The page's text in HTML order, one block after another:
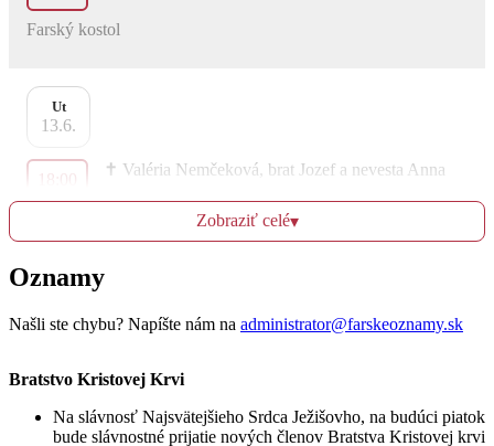
Farský kostol
Ut
13.6.
18:00
✝︎ Valéria Nemčeková, brat Jozef a nevesta Anna
14.6.
Kostol sv. Egídia
Zobraziť celé▾
Oznamy
Našli ste chybu? Napíšte nám na administrator@farskeoznamy.sk
Bratstvo Kristovej Krvi
Na slávnosť Najsvätejšieho Srdca Ježišovho, na budúci piatok
bude slávnostné prijatie nových členov Bratstva Kristovej krvi